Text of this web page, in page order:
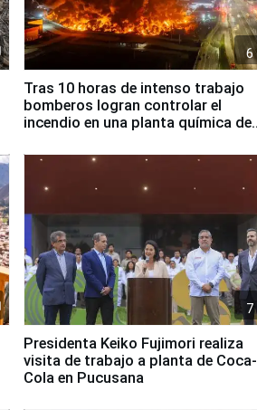
6
Tras 10 horas de intenso trabajo
bomberos logran controlar el
incendio en una planta química de
7
Presidenta Keiko Fujimori realiza
visita de trabajo a planta de Coca-
Cola en Pucusana